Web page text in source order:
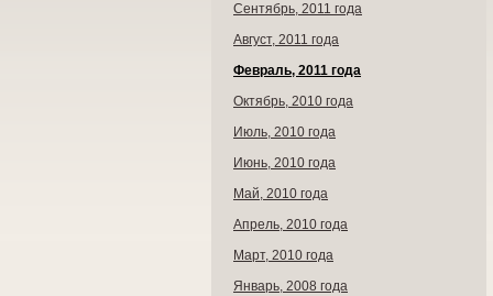
Сентябрь, 2011 года
Август, 2011 года
Февраль, 2011 года
Октябрь, 2010 года
Июль, 2010 года
Июнь, 2010 года
Май, 2010 года
Апрель, 2010 года
Март, 2010 года
Январь, 2008 года